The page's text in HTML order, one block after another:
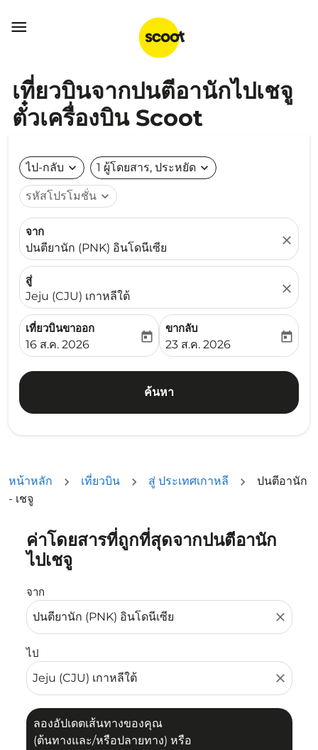

เที่ยวบินจากปนตีอานักไปเชจู
ตั๋วเครื่องบิน Scoot
ไป-กลับ expand_more 1 ผู้โดยสาร, ประหยัด expand_more
รหัสโปรโมชั่น expand_more
จาก
ปนตียานัก (PNK) อินโดนีเซีย
close
สู่
Jeju (CJU) เกาหลีใต้
close
เที่ยวบินขาออก
fc-booking-departure-date-aria-label
16 ส.ค. 2026
today
ขากลับ
fc-booking-return-date-
23 ส.ค. 2026
today
ค้นหา
หน้าหลัก เที่ยวบิน สู่ ประเทศเกาหลี
ปนตีอานัก
- เชจู
ค่าโดยสารที่ถูกที่สุดจากปนตีอานัก
ไปเชจู
จาก
close
ไป
close
ลองอัปเดตเส้นทางของคุณ
(ต้นทางและ/หรือปลายทาง) หรือ
ลองอัปเดตเส้นทางของคุณ (ต้นทางและ/หรือปลายทาง) หรื